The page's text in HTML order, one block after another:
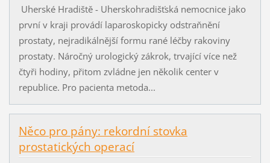
Uherské Hradiště - Uherskohradišťská nemocnice jako
první v kraji provádí laparoskopicky odstraňnění
prostaty, nejradikálnější formu rané léčby rakoviny
prostaty. Náročný urologický zákrok, trvající více než
čtyři hodiny, přitom zvládne jen několik center v
republice. Pro pacienta metoda...
Něco pro pány: rekordní stovka
prostatických operací